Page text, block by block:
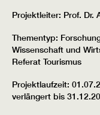
Projektleiter: Prof. Dr.
Thementyp:
Wissenschaft und
Referat Tourismus
Projektlaufzeit:
verlängert bis